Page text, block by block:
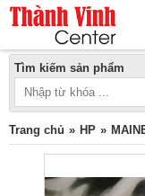
Tìm kiếm sản phẩm
Trang chủ HP